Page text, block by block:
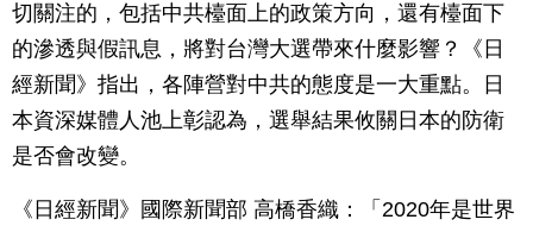
切關注的，包括中共檯面上的政策方向，還有檯面下
的滲透與假訊息，將對台灣大選帶來什麼影響？《日
經新聞》指出，各陣營對中共的態度是一大重點。日
本資深媒體人池上彰認為，選舉結果攸關日本的防衛
是否會改變。
《日經新聞》國際新聞部 高橋香織：「2020年是世界